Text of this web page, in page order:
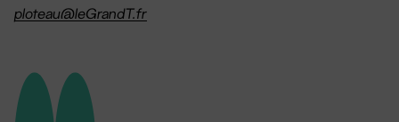
ploteau@leGrandT.fr